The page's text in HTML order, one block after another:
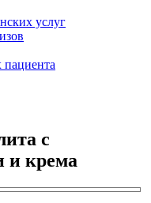
услуг
пациента
с
и крема